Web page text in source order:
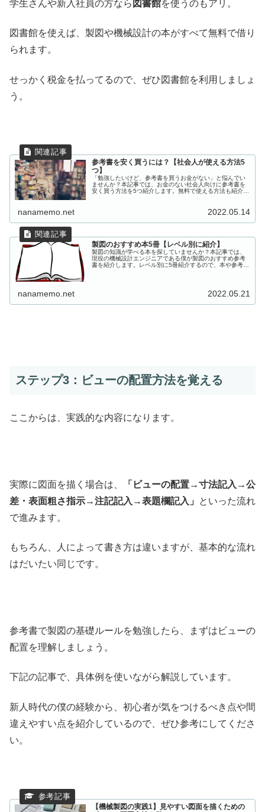
学生さんや新入社員の方なら 図書館を使うのもアリ。
図書館を使えば、製図や機械設計の本がすべて無料で借り
られます。
せっかく税金を払ってるので、ぜひ図書館を利用しましょ
う。
参考書を安く買うには？【社会人が使える方法5
つ】
「勉強したいけど、参考書を買うお金がない」と悩んでい
ませんか？本記事では、お金のない社会人向けに参考書を
安く買う方法を5つ紹介します。無料で使える方法も紹介す
nanamemo.net 2022.05.14
製図のおすすめ本5冊【レベル別に紹介】
製図の知識が学べる本を探していませんか？本記事では、
現役の機械設計エンジニアである僕が製図のおすすめ参考
書を紹介します。レベル別に5冊紹介するので、本や参考書
nanamemo.net 2022.05.21
ステップ3：ビューの配置方法を覚える
ここからは、実践的な内容になります。
実際に図面を描く場合は、
「ビューの配置→寸法記入→公
差・表面粗さ指示→注記記入→表題欄記入」
といった流れ
で進みます。
もちろん、人によって書き方は違いますが、基本的な流れ
はだいたい同じです。
参考書で製図の基礎ルールを勉強したら、まずはビューの
配置を理解しましょう。
下記の記事で、具体例を使いながら解説しています。
新人時代の僕の経験から、初心者が気をつけるべき点や間
違えやすい点を紹介しているので、ぜひ参考にしてくださ
い。
【機械製図の実践1】見やすい図面を描くための